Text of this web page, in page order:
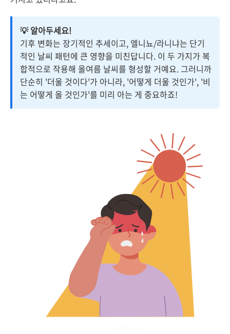
💡 알아두세요!
기후 변화는 장기적인 추세이고, 엘니뇨/라니냐는 단기
적인 날씨 패턴에 큰 영향을 미친답니다. 이 두 가지가 복
합적으로 작용해 올여름 날씨를 형성할 거예요. 그러니까
단순히 '더울 것이다'가 아니라, '어떻게 더울 것인가', '비
는 어떻게 올 것인가'를 미리 아는 게 중요하죠!